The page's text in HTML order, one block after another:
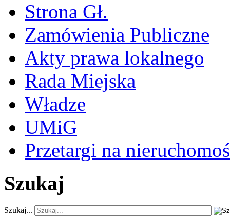
Strona Gł.
Zamówienia Publiczne
Akty prawa lokalnego
Rada Miejska
Władze
UMiG
Przetargi na
Szukaj
Szukaj...